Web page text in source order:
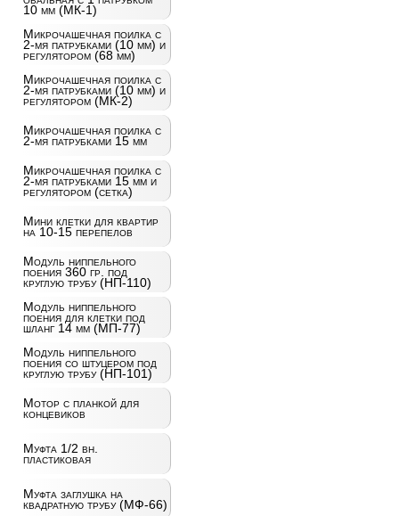
10 мм (МК-1)
Микрочашечная поилка с
2-мя патрубками (10 мм) и
регулятором (68 мм)
Микрочашечная поилка с
2-мя патрубками (10 мм) и
регулятором (МК-2)
Микрочашечная поилка с
2-мя патрубками 15 мм
Микрочашечная поилка с
2-мя патрубками 15 мм и
регулятором (сетка)
Мини клетки для квартир
на 10-15 перепелов
Модуль ниппельного
поения 360 гр. под
круглую трубу (НП-110)
Модуль ниппельного
поения для клетки под
шланг 14 мм (МП-77)
Модуль ниппельного
поения со штуцером под
круглую трубу (НП-101)
Мотор с планкой для
концевиков
Муфта 1/2 вн.
пластиковая
Муфта заглушка на
квадратную трубу (МФ-66)